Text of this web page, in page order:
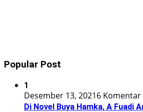
Popular Post
1
Desember 13, 20216 Komentar
Di Novel Buya Hamka, A Fuadi